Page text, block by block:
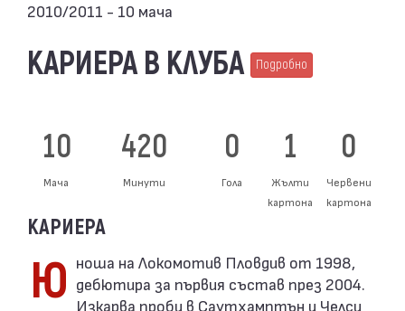
2010/2011 - 10 мача
КАРИЕРА В КЛУБА Подробно
10
Мача
420
Минути
0
Гола
1
Жълти
картона
0
Червени
картона
КАРИЕРА
Юноша на Локомотив Пловдив от 1998, дебютира за първия състав през 2004.
Изкарва проби в Саутхамптън и Челси